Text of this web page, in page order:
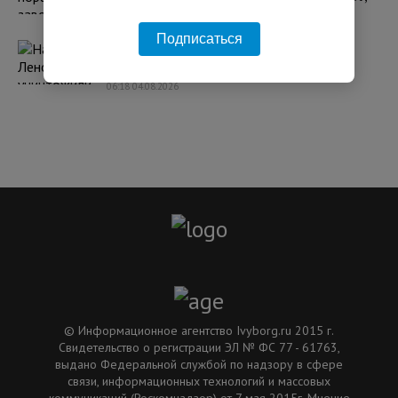
11:34 31.07.2026
Над Ленобластью уничтожили 15 БПЛА,
06:18 04.08.2026
© Информационное агентство Ivyborg.ru 2015 г.
Свидетельство о регистрации ЭЛ № ФС 77 - 61763,
выдано Федеральной службой по надзору в сфере
связи, информационных технологий и массовых
Подписаться